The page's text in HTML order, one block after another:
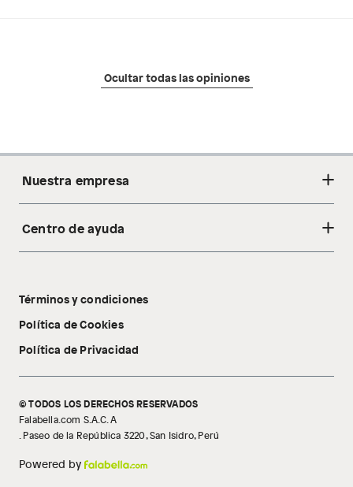
Ocultar todas las opiniones
Nuestra empresa
Acerca de nosotros
Tecnología Pillow Walk
Centro de ayuda
Libro de reclamaciones
Términos y condiciones
Política de Cookies
Política de Privacidad
© TODOS LOS DERECHOS RESERVADOS
Falabella.com S.A.C. A
. Paseo de la República 3220, San Isidro, Perú
Powered by